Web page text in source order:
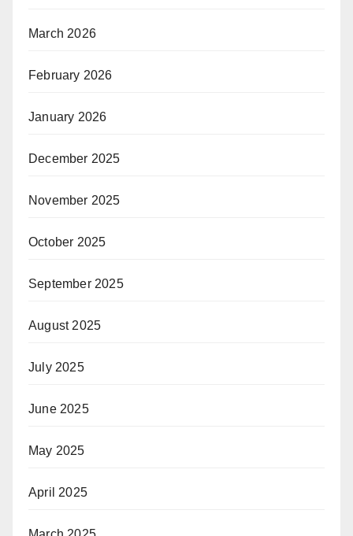
March 2026
February 2026
January 2026
December 2025
November 2025
October 2025
September 2025
August 2025
July 2025
June 2025
May 2025
April 2025